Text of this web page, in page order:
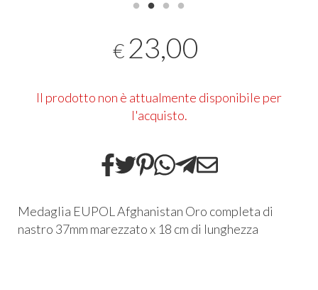
€ 23,00
Il prodotto non è attualmente disponibile per
l'acquisto.
Medaglia EUPOL Afghanistan Oro completa di
nastro 37mm marezzato x 18 cm di lunghezza